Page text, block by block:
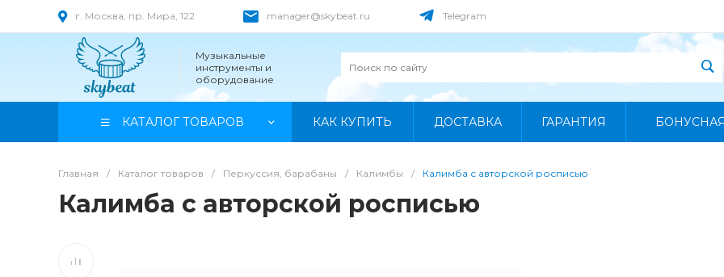
г. Москва, пр. Мира, 122 manager@skybeat.ru Telegram
Музыкальные
инструменты и
оборудование
КАТАЛОГ ТОВАРОВ КАК КУПИТЬ ДОСТАВКА ГАРАНТИЯ
Главная / Каталог товаров / Перкуссия, барабаны / Калимбы / Калимба с авторской росписью
Калимба с авторской росписью